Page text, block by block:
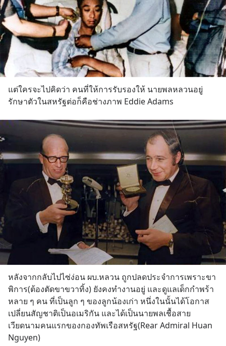
แต่ใครจะไปคิดว่า คนที่ให้การรับรองให้ นายพลหลวนอยู่
รักษาตัวในสหรัฐต่อก็คือช่างภาพ Eddie Adams
หลังจากกลับไปไซ่ง่อน ผบ.หลวน ถูกปลดประจำการเพราะขา
พิการ(ต้องตัดขาขวาทิ้ง) ยังคงทำงานอยู่ และดูแลเด็กกำพร้า
หลาย ๆ คน ที่เป็นลูก ๆ ของลูกน้องเก่า หนึ่งในนั้นได้โอกาส
เปลี่ยนสัญชาติเป็นอเมริกัน และได้เป็นนายพลเชื้อสาย
เวียดนามคนแรกของกองทัพเรือสหรัฐ(Rear Admiral Huan
Nguyen)